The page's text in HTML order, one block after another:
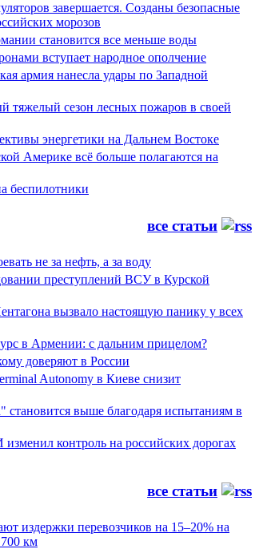
завершается. Созданы безопасные
морозов
становится все меньше воды
вступает народное ополчение
армия нанесла удары по Западной
тяжелый сезон лесных пожаров в своей
энергетики на Дальнем Востоке
Америке всё больше полагаются на
беспилотники
все статьи
не за нефть, а за воду
преступлений ВСУ в Курской
вызвало настоящую панику у всех
в Армении: с дальним прицелом?
доверяют в России
Autonomy в Киеве снизит
выше благодаря испытаниям в
контроль на российских дорогах
все статьи
издержки перевозчиков на 15–20% на
км